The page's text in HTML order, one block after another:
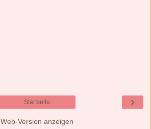
›
Startseite
Web-Version anzeigen